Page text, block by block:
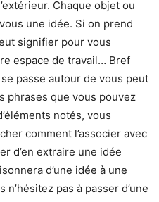
Chaque objet ou
une idée. Si on prend
signifier pour vous
espace de travail… Bref
passe autour de vous peut
phrases que vous pouvez
notés, vous
comment l’associer avec
d’en extraire une idée
d’une idée à une
pas à passer d’une